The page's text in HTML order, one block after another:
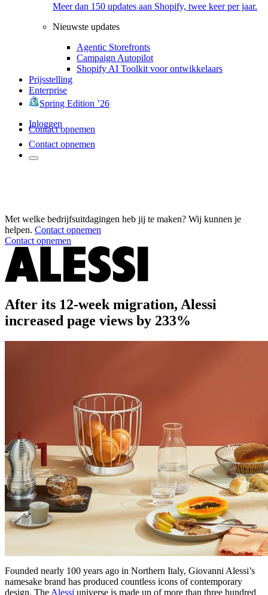
Meer dan 150 updates aan Shopify, twee keer per jaar.
Nieuwste updates
Agentic Storefronts
Campaign Autopilot
Shopify AI Toolkit voor ontwikkelaars
Prijsstelling
Enterprise
Spring Edition ’26
Inloggen
Contact opnemen
Contact opnemen
Met welke bedrijfsuitdagingen heb jij te maken? Wij kunnen je
helpen. Contact opnemen
Contact opnemen
After its 12-week migration, Alessi
increased page views by 233%
Founded nearly 100 years ago in Northern Italy, Giovanni Alessi’s
namesake brand has produced countless icons of contemporary
design. The Alessi universe is made up of more than three hundred